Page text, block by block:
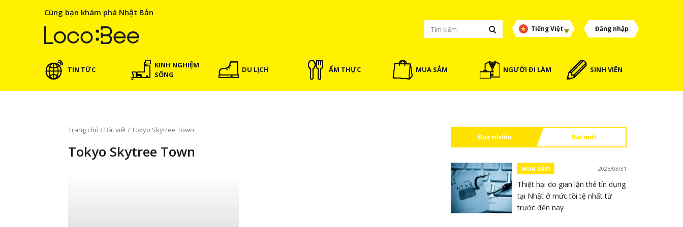
Cùng bạn khám phá Nhật Bản
Tiếng Việt Đăng nhập
TIN TỨC
KINH NGHIỆM
SỐNG
DU LỊCH ẨM THỰC MUA SẮM NGƯỜI ĐI LÀM SINH VIÊN
Trang chủ / Bài viết/Tokyo Skytree Town
Tokyo Skytree Town
Đọc nhiều Bài mới
MUA SẮM 2025/03/31
Thiệt hại do gian lận thẻ tín dụng
tại Nhật ở mức tồi tệ nhất từ ​​
trước đến nay